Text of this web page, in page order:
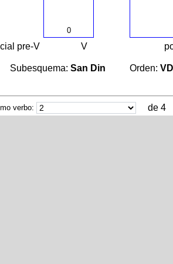
0
pre-V V
Subesquema:San Din Orden:VD
verbo: de 4